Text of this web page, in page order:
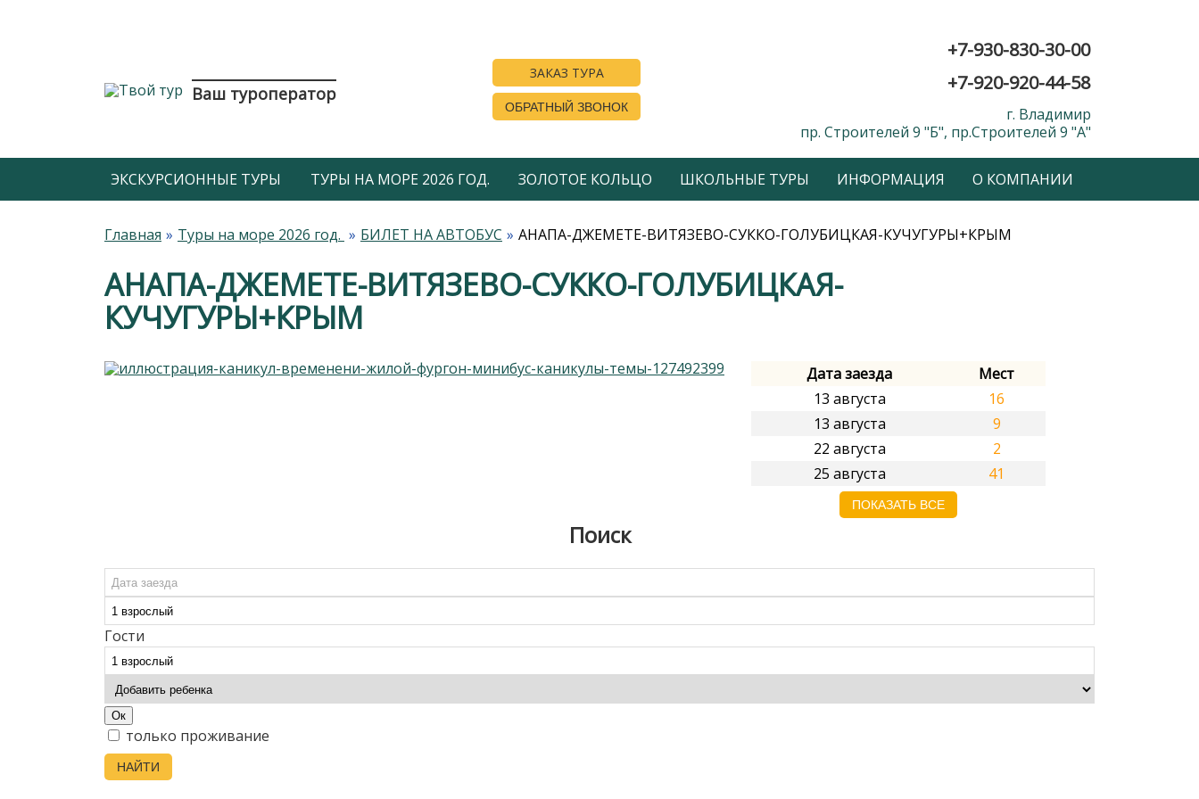
Ваш туроператор
ЗАКАЗ ТУРА
ОБРАТНЫЙ ЗВОНОК
+7-930-830-30-00
+7-920-920-44-58
г. Владимир
пр. Строителей 9 "Б", пр.Строителей 9 "А"
ЭКСКУРСИОННЫЕ ТУРЫ ТУРЫ НА МОРЕ 2026 ГОД. ЗОЛОТОЕ КОЛЬЦО ШКОЛЬНЫЕ ТУРЫ ИНФОРМАЦИЯ О КОМПАНИИ
Главная Туры на море 2026 год. БИЛЕТ НА АВТОБУС АНАПА-ДЖЕМЕТЕ-ВИТЯЗЕВО-СУККО-ГОЛУБИЦКАЯ-КУЧУГУРЫ+КРЫМ
АНАПА-ДЖЕМЕТЕ-ВИТЯЗЕВО-СУККО-ГОЛУБИЦКАЯ-
КУЧУГУРЫ+КРЫМ
Дата заезда
Мест
13 августа
16
13 августа
9
22 августа
2
25 августа
41
ПОКАЗАТЬ ВСЕ
Поиск
Гости
Ок
только проживание
НАЙТИ